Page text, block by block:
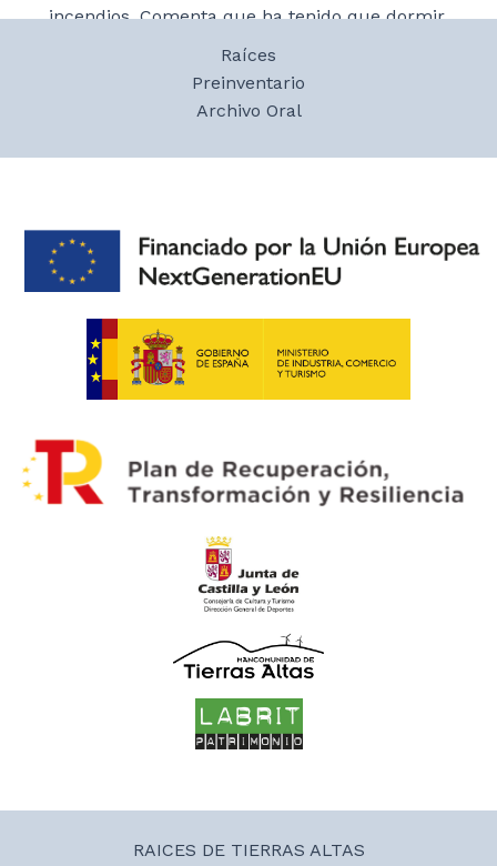
incendios. Comenta que ha tenido que dormir
muchas veces con las ovejas hiciera el tiempo
que hiciese. A través de la Mesta no tenían
ningún tipo de problema atravesando los
pasaban a España para practicar el
Raíces
Preinventario
Archivo Oral
RAICES DE TIERRAS ALTAS